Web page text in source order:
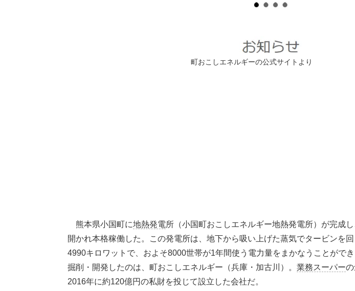
町おこしエネルギーの公式サイトより
熊本県小国町に地熱発電所（小国町おこしエネルギー地熱発電所）が完成
開かれ本格稼働した。この発電所は、地下から吸い上げた蒸気でタービンを
4990キロワットで、およそ8000世帯が1年間使う電力量をまかなうことがで
掘削・開発したのは、町おこしエネルギー（兵庫・加古川）。 業務スーパー
2016年に約120億円の私財を投じて設立した会社だ。